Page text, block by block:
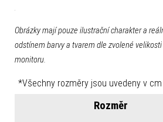
Obrázky mají pouze ilustrační charakter a
odstínem barvy a tvarem dle zvolené
monitoru.
*Všechny rozměry jsou uvedeny v cm
Rozměr